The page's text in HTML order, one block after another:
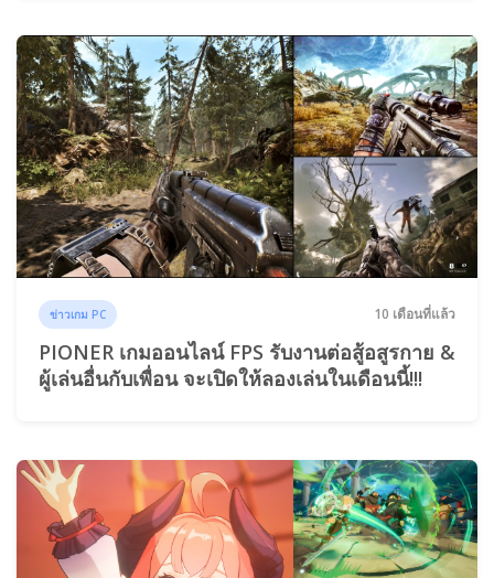
ข่าวเกม PC 10 เดือนที่แล้ว
PIONER เกมออนไลน์ FPS รับงานต่อสู้อสูรกาย &
ผู้เล่นอื่นกับเพื่อน จะเปิดให้ลองเล่นในเดือนนี้!!!